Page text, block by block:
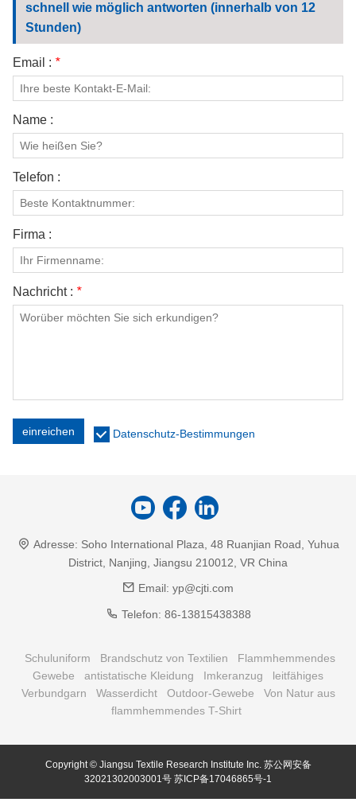
schnell wie möglich antworten (innerhalb von 12
Stunden)
Email : *
Name :
Telefon :
Firma :
Nachricht : *
einreichen Datenschutz-Bestimmungen
Adresse: Soho International Plaza, 48 Ruanjian Road, Yuhua
District, Nanjing, Jiangsu 210012, VR China
Email: yp@cjti.com
Telefon: 86-13815438388
Schuluniform Brandschutz von Textilien
Flammhemmendes
Gewebe
antistatische Kleidung Imkeranzug
leitfähiges
Verbundgarn
Wasserdicht Outdoor-Gewebe
Von Natur aus
flammhemmendes T-Shirt
Copyright © Jiangsu Textile Research Institute Inc. 苏公网安备
32021302003001号 苏ICP备17046865号-1